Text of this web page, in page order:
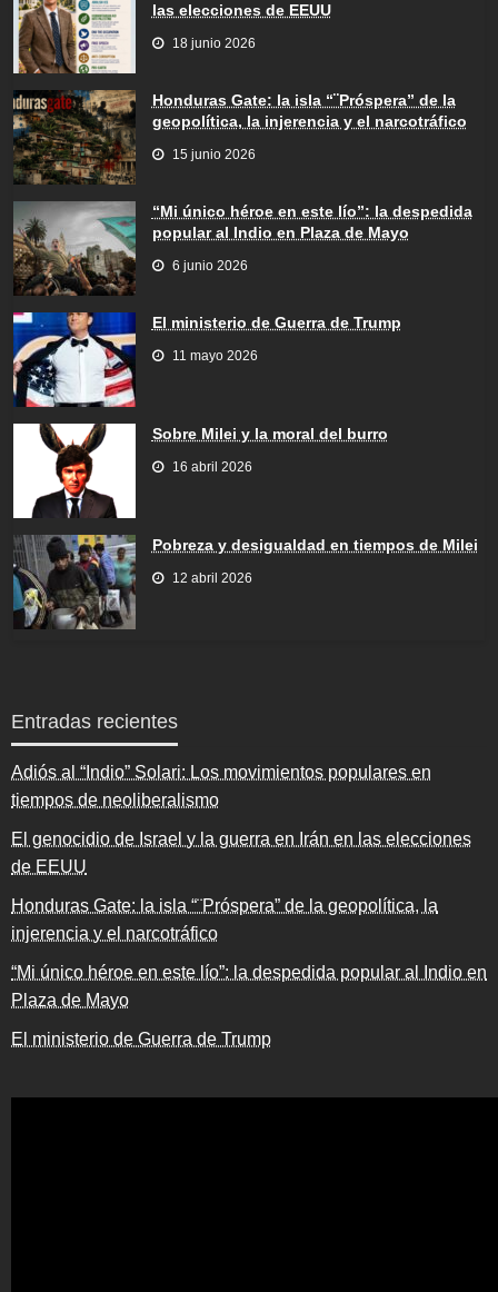
las elecciones de EEUU
18 junio 2026
Honduras Gate: la isla “¨Próspera” de la
geopolítica, la injerencia y el narcotráfico
15 junio 2026
“Mi único héroe en este lío”: la despedida
popular al Indio en Plaza de Mayo
6 junio 2026
El ministerio de Guerra de Trump
11 mayo 2026
Sobre Milei y la moral del burro
16 abril 2026
Pobreza y desigualdad en tiempos de Milei
12 abril 2026
Entradas recientes
Adiós al “Indio” Solari: Los movimientos populares en
tiempos de neoliberalismo
El genocidio de Israel y la guerra en Irán en las elecciones
de EEUU
Honduras Gate: la isla “¨Próspera” de la geopolítica, la
injerencia y el narcotráfico
“Mi único héroe en este lío”: la despedida popular al Indio en
Plaza de Mayo
El ministerio de Guerra de Trump